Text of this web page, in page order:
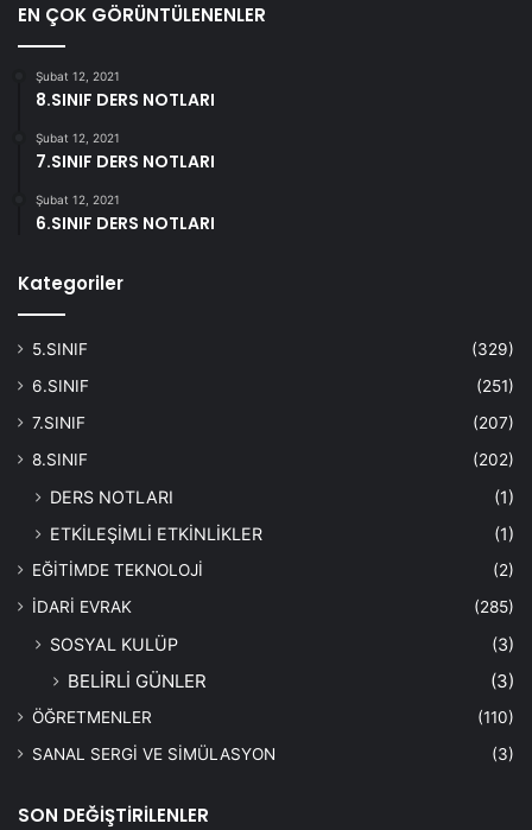
EN ÇOK GÖRÜNTÜLENENLER
Şubat 12, 2021
8.SINIF DERS NOTLARI
Şubat 12, 2021
7.SINIF DERS NOTLARI
Şubat 12, 2021
6.SINIF DERS NOTLARI
Kategoriler
5.SINIF
(329)
6.SINIF
(251)
7.SINIF
(207)
8.SINIF
(202)
DERS NOTLARI
(1)
ETKİLEŞİMLİ ETKİNLİKLER
(1)
EĞİTİMDE TEKNOLOJİ
(2)
İDARİ EVRAK
(285)
SOSYAL KULÜP (3)
BELİRLİ GÜNLER (3)
ÖĞRETMENLER
(110)
SANAL SERGİ VE SİMÜLASYON
(3)
SON DEĞİŞTİRİLENLER